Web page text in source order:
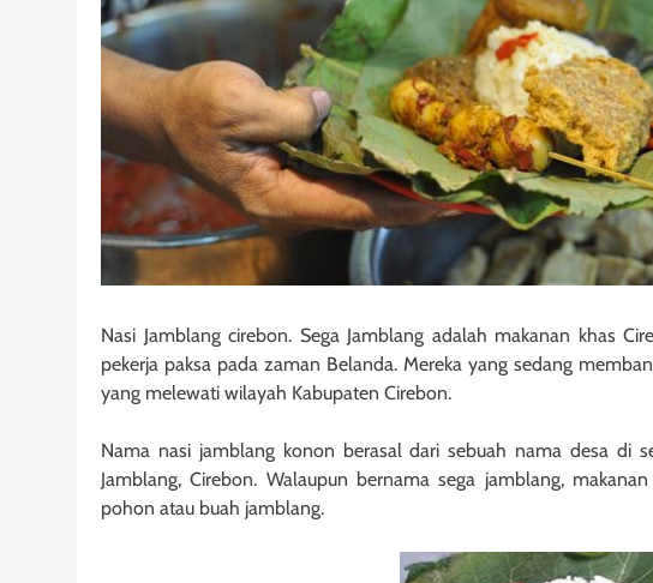
Nasi Jamblang cirebon. Sega Jamblang adalah makanan khas
pekerja paksa pada zaman Belanda. Mereka yang sedang
yang melewati wilayah Kabupaten Cirebon.
Nama nasi jamblang konon berasal dari sebuah nama desa di
Jamblang, Cirebon. Walaupun bernama sega jamblang,
pohon atau buah jamblang.